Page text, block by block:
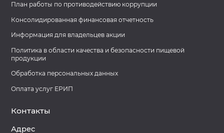
План работы по противодействию коррупции
Консолидированная финансовая отчетность
Информация для владельцев акции
Политика в области качества и безопасности пищевой
продукции
Обработка персональных данных
Оплата услуг ЕРИП
Контакты
Адрес